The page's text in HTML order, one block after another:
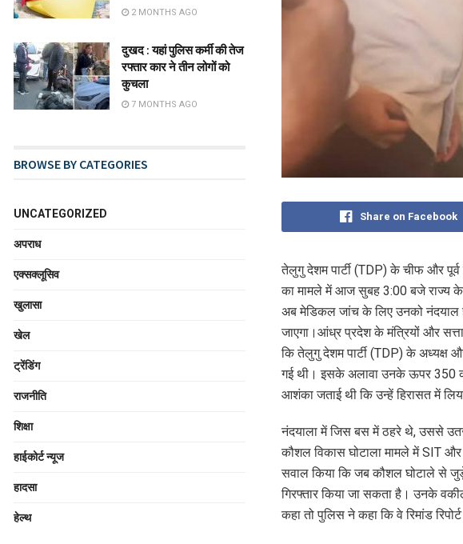
Share on Facebook
तेलुगु देशम पार्टी (TDP) के चीफ और
का मामले में आज सुबह 3:00 बजे राज्य के
अब मेडिकल जांच के लिए उनको नंदयाल
जाएगा।आंध्र प्रदेश के मंत्रियों और
कि तेलुगु देशम पार्टी (TDP) के अध्यक्ष
गई थी। इसके अलावा उनके ऊपर 350
आशंका जताई थी कि उन्हें हिरासत में
नंदयाला में जिस बस में ठहरे थे, उससे
कौशल विकास घोटाला मामले में SIT और
सवाल किया कि जब कौशल घोटाले से
गिरफ्तार किया जा सकता है। उनके
कहा तो पुलिस ने कहा कि वे रिमांड
2 MONTHS AGO
दुखद : यहां पुलिस कर्मी की तेज
रफ्तार कार ने तीन लोगों को
कुचला
7 MONTHS AGO
BROWSE BY CATEGORIES
UNCATEGORIZED
अपराध
एक्सक्लूसिव
खुलासा
खेल
ट्रेंडिंग
राजनीति
शिक्षा
हाईकोर्ट न्यूज
हादसा
हेल्थ